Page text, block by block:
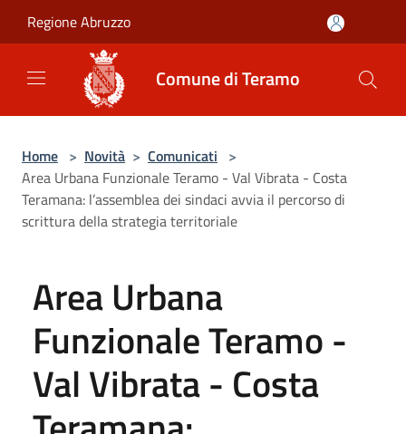
Regione Abruzzo
Comune di Teramo
Home > Novità > Comunicati >
Area Urbana Funzionale Teramo - Val Vibrata - Costa
Teramana: l’assemblea dei sindaci avvia il percorso di
scrittura della strategia territoriale
Area Urbana
Funzionale Teramo -
Val Vibrata - Costa